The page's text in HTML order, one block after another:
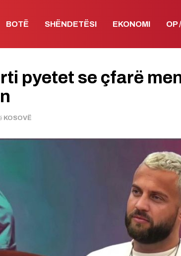
BOTË SHËNDETËSI EKONOMI OP
pyetet se çfarë
KOSOVË